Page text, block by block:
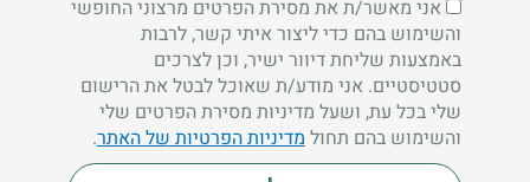
אני מאשר/ת את מסירת הפרטים מרצוני החופשי
והשימוש בהם כדי ליצור איתי קשר, לרבות
באמצעות שליחת דיוור ישיר, וכן לצרכים
סטטיסטיים. אני מודע/ת שאוכל לבטל את הרישום
שלי בכל עת, ושעל מדיניות מסירת הפרטים שלי
והשימוש בהם תחול מדיניות הפרטיות של האתר.